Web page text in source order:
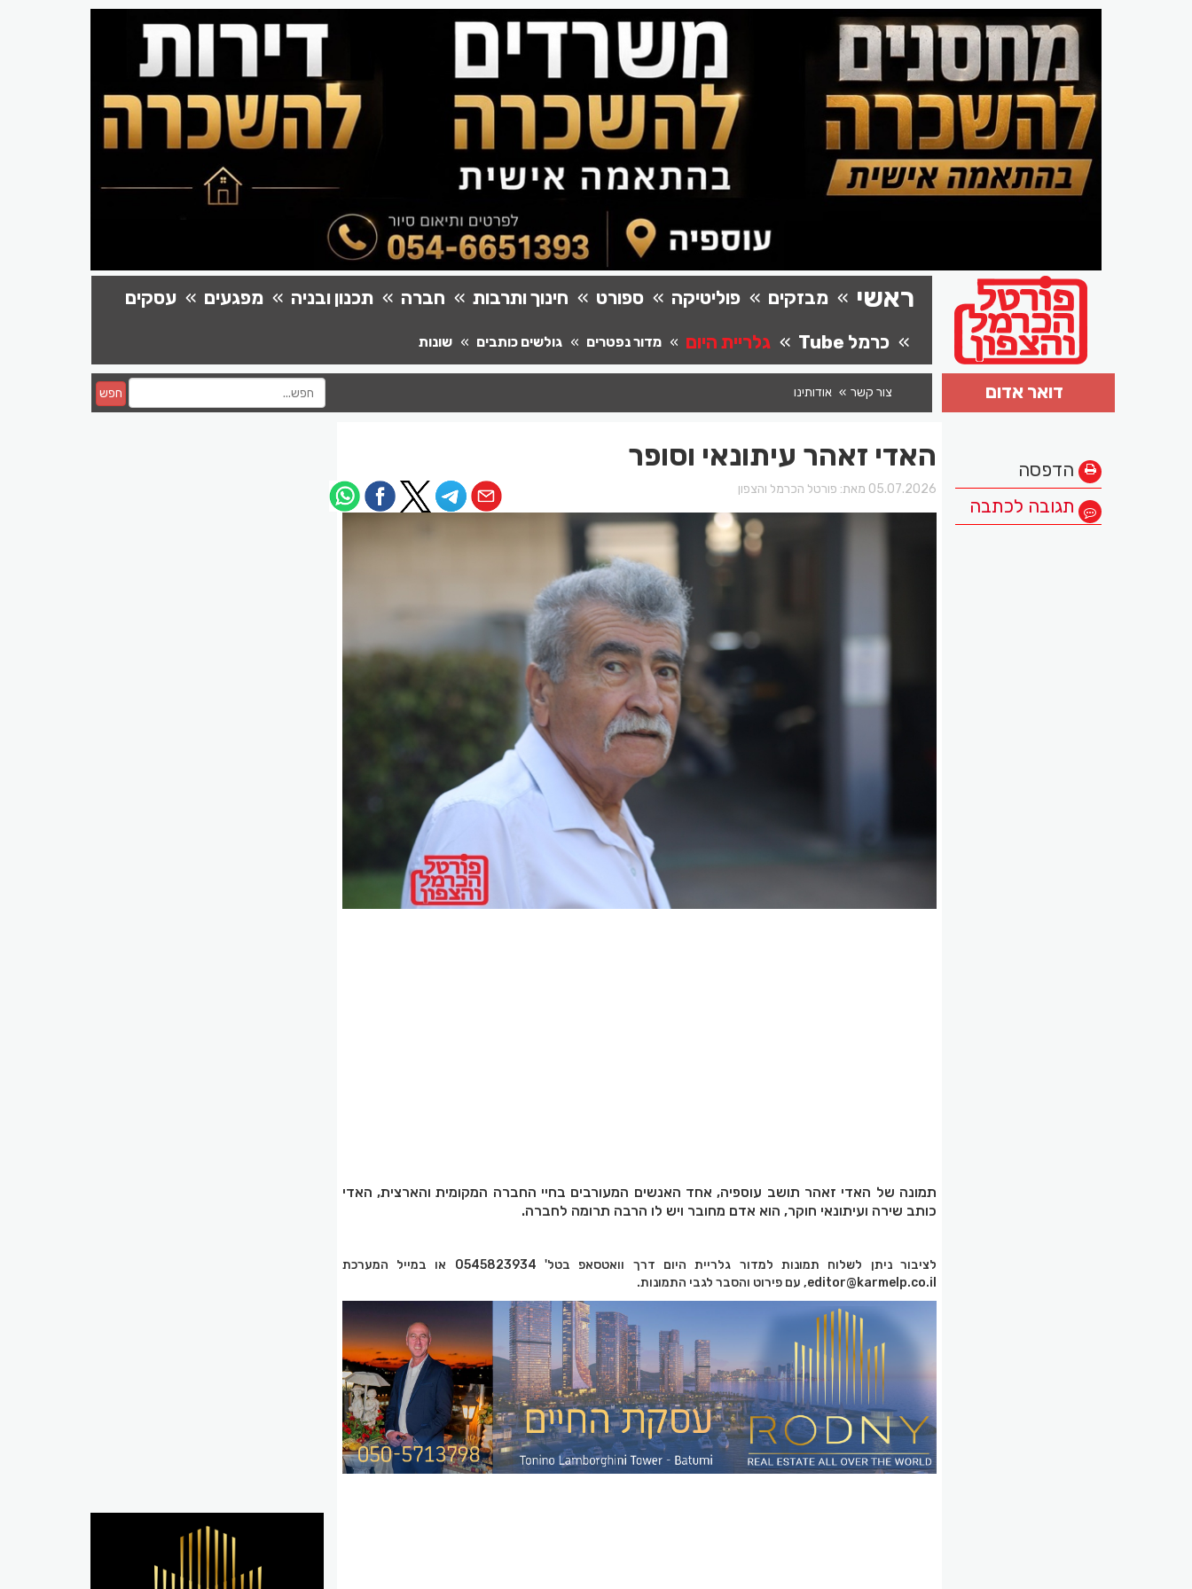
ראשי מבזקים פוליטיקה ספורט חינוך ותרבות חברה תכנון ובניה מפגעים
עסקים
כרמל Tube
גלריית היום מדור נפטרים גולשים כותבים שונות
צור קשר אודותינו חפש דואר אדום
הדפסה
תגובה לכתבה
האדי זאהר עיתונאי וסופר
05.07.2026 מאת: פורטל הכרמל והצפון
תמונה של האדי זאהר תושב עוספיה, אחד האנשים המעורבים בחיי החברה המקומית והארצית, האדי
כותב שירה ועיתונאי חוקר, הוא אדם מחובר ויש לו הרבה תרומה לחברה.
לציבור ניתן לשלוח תמונות למדור גלריית היום דרך וואטסאפ בטל' 0545823934 או במייל המערכת
editor@karmelp.co.il, עם פירוט והסבר לגבי התמונות.